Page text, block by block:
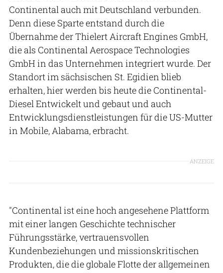
Continental auch mit Deutschland verbunden.
Denn diese Sparte entstand durch die
Übernahme der Thielert Aircraft Engines GmbH,
die als Continental Aerospace Technologies
GmbH in das Unternehmen integriert wurde. Der
Standort im sächsischen St. Egidien blieb
erhalten, hier werden bis heute die Continental-
Diesel Entwickelt und gebaut und auch
Entwicklungsdienstleistungen für die US-Mutter
in Mobile, Alabama, erbracht.
ANZEIGE
"Continental ist eine hoch angesehene Plattform
mit einer langen Geschichte technischer
Führungsstärke, vertrauensvollen
Kundenbeziehungen und missionskritischen
Produkten, die die globale Flotte der allgemeinen